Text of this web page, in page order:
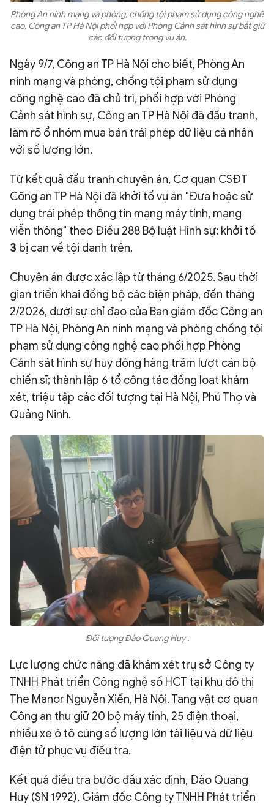
Phòng An ninh mạng và phòng, chống tội phạm sử dụng công nghệ
cao, Công an TP Hà Nội phối hợp với Phòng Cảnh sát hình sự bắt giữ
các đối tượng trong vụ án.
Ngày 9/7, Công an TP Hà Nội cho biết, Phòng An
ninh mạng và phòng, chống tội phạm sử dụng
công nghệ cao đã chủ trì, phối hợp với Phòng
Cảnh sát hình sự, Công an TP Hà Nội đã đấu tranh,
làm rõ ổ nhóm mua bán trái phép dữ liệu cá nhân
với số lượng lớn.
Từ kết quả đấu tranh chuyên án, Cơ quan CSĐT
Công an TP Hà Nội đã khởi tố vụ án "Đưa hoặc sử
dụng trái phép thông tin mạng máy tính, mạng
viễn thông" theo Điều 288 Bộ luật Hình sự; khởi tố
3 bị can về tội danh trên.
Chuyên án được xác lập từ tháng 6/2025. Sau thời
gian triển khai đồng bộ các biện pháp, đến tháng
2/2026, dưới sự chỉ đạo của Ban giám đốc Công an
TP Hà Nội, Phòng An ninh mạng và phòng chống tội
phạm sử dụng công nghệ cao phối hợp Phòng
Cảnh sát hình sự huy động hàng trăm lượt cán bộ
chiến sĩ; thành lập 6 tổ công tác đồng loạt khám
xét, triệu tập các đối tượng tại Hà Nội, Phú Thọ và
Quảng Ninh.
Đối tượng Đào Quang Huy .
Lực lượng chức năng đã khám xét trụ sở Công ty
TNHH Phát triển Công nghệ số HCT tại khu đô thị
The Manor Nguyễn Xiển, Hà Nội. Tang vật cơ quan
Công an thu giữ 20 bộ máy tính, 25 điện thoại,
nhiều xe ô tô cùng số lượng lớn tài liệu và dữ liệu
điện tử phục vụ điều tra.
Kết quả điều tra bước đầu xác định, Đào Quang
Huy (SN 1992), Giám đốc Công ty TNHH Phát triển